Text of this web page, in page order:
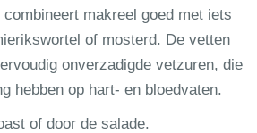
makreel goed met iets
of mosterd. De vetten
onverzadigde vetzuren, die
hebben op hart- en bloedvaten.
of door de salade.